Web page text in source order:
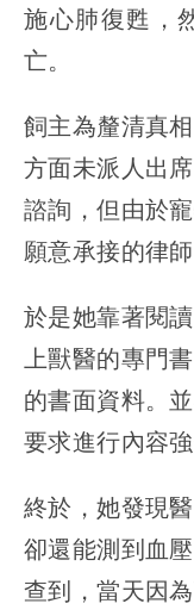
施心肺復甦，
亡。
飼主為釐清真
方面未派人出
諮詢，但由於
願意承接的律
於是她靠著閱
上獸醫的專門
的書面資料。
要求進行內容強
終於，她發現
卻還能測到血
查到，當天因